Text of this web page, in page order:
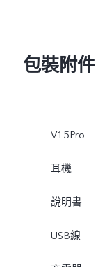
包裝附件
V15Pro
耳機
說明書
USB線